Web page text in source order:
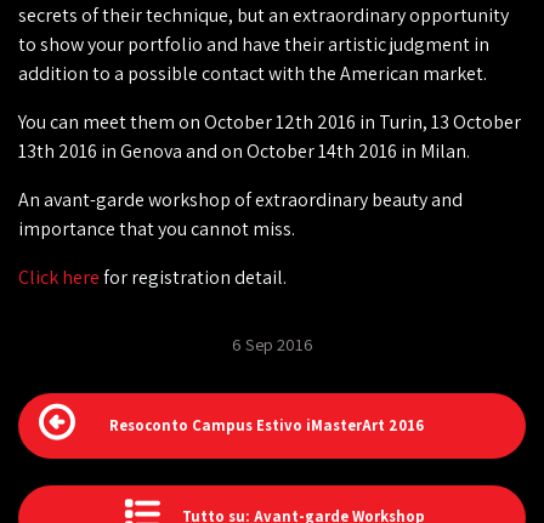
secrets of their technique, but an extraordinary opportunity
to show your portfolio and have their artistic judgment in
addition to a possible contact with the American market.
You can meet them on October 12th 2016 in Turin, 13 October
13th 2016 in Genova and on October 14th 2016 in Milan.
An avant-garde workshop of extraordinary beauty and
importance that you cannot miss.
Click herefor registration detail.
6 Sep 2016
Resoconto Campus Estivo iMasterArt 2016
Tutto su: Avant-garde Workshop